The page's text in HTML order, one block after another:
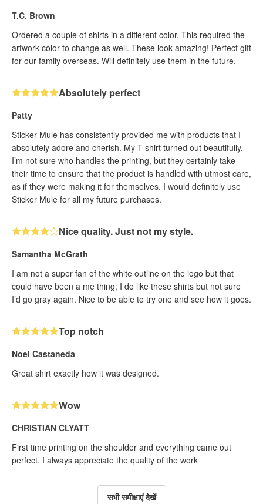
T.C. Brown
Ordered a couple of shirts in a different color. This required the
artwork color to change as well. These look amazing! Perfect gift
for our family overseas. Will definitely use them in the future.
Absolutely perfect
Patty
Sticker Mule has consistently provided me with products that I
absolutely adore and cherish. My T-shirt turned out beautifully.
I’m not sure who handles the printing, but they certainly take
their time to ensure that the product is handled with utmost care,
as if they were making it for themselves. I would definitely use
Sticker Mule for all my future purchases.
Nice quality. Just not my style.
Samantha McGrath
I am not a super fan of the white outline on the logo but that
could have been a me thing; I do like these shirts but not sure
I’d go gray again. Nice to be able to try one and see how it goes.
Top notch
Noel Castaneda
Great shirt exactly how it was designed.
Wow
CHRISTIAN CLYATT
First time printing on the shoulder and everything came out
perfect. I always appreciate the quality of the work
सभी समीक्षाएं देखें